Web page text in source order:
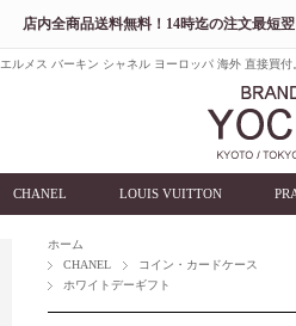
店内全商品送料無料！14時迄の注文最短
エルメス バーキン シャネル ヨーロッパ 海外 直接買
CHANEL LOUIS VUITTON
ホーム
CHANEL
コイン・カードケース
ホワイトデーギフト